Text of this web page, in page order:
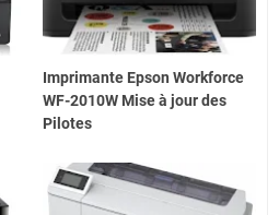
Imprimante Epson Workforce
WF-2010W Mise à jour des
Pilotes